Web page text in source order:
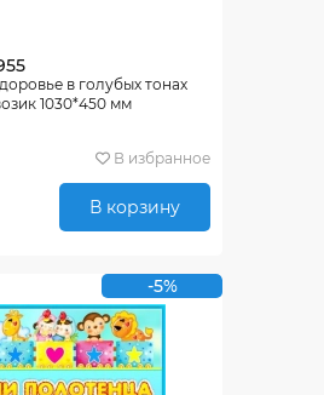
в голубых тонах
1030*450 мм
В избранное
В корзину
-5%